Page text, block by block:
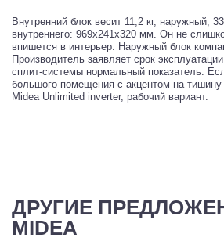
Внутренний блок весит 11,2 кг, наружный,
внутреннего: 969x241x320 мм. Он не
впишется в интерьер. Наружный блок
Производитель заявляет срок
сплит-системы нормальный показатель.
большого помещения с акцентом на тишину
Midea Unlimited inverter, рабочий вариант.
ДРУГИЕ
MIDEA